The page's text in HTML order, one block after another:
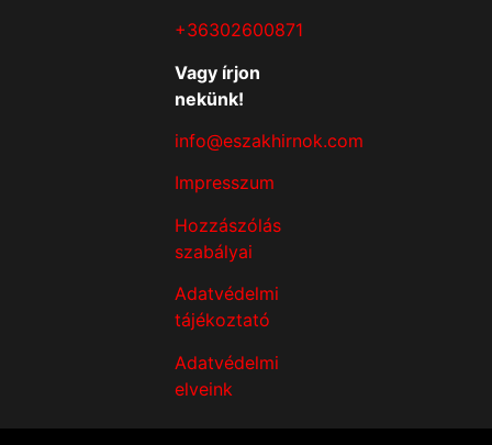
+36302600871
Vagy írjon
nekünk!
info@eszakhirnok.com
Impresszum
Hozzászólás
szabályai
Adatvédelmi
tájékoztató
Adatvédelmi
elveink